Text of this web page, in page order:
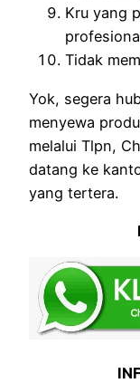
Kru yang
Tidak
Yok, segera
menyewa
melalui Tlpn,
datang ke
yang tertera.